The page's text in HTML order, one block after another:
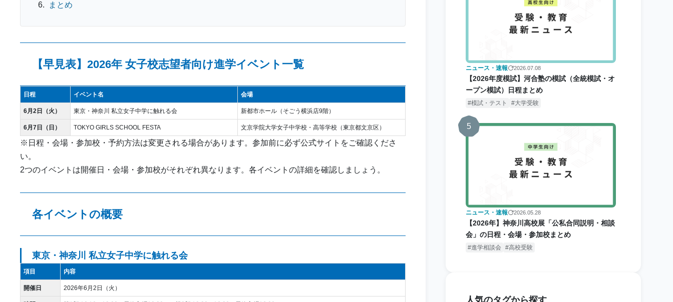
まとめ
【早見表】2026年 女子校志望者向け進学イベント一覧
日程 イベント名 会場
6月2日（火） 東京・神奈川 私立女子中学に触れる会 新都市ホール（そごう横浜店9階）
6月7日（日） TOKYO GIRLS SCHOOL FESTA 文京学院大学女子中学校・高等学校（東京都文京区）
※日程・会場・参加校・予約方法は変更される場合があります。参加前に必ず公式サイトをご確認くださ
い。
2つのイベントは開催日・会場・参加校がそれぞれ異なります。各イベントの詳細を確認しましょう。
各イベントの概要
東京・神奈川 私立女子中学に触れる会
項目 内容
開催日 2026年6月2日（火）
ニュース・速報 2026.07.08
【2026年度模試】河合塾の模試（全統模試・オ
ープン模試）日程まとめ
模試・テスト 大学受験
5
ニュース・速報 2026.05.28
【2026年】神奈川高校展「公私合同説明・相談
会」の日程・会場・参加校まとめ
進学相談会 高校受験
人気のタグから探す